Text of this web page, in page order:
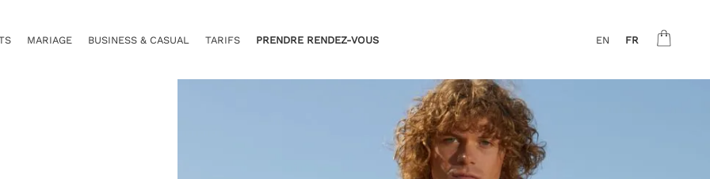
MARIAGE BUSINESS & CASUAL TARIFS PRENDRE RENDEZ-VOUS EN FR